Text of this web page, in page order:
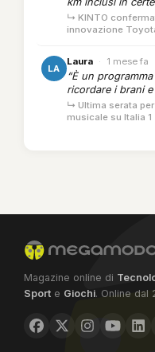
↳ KINTO
innovazione
LA
Laura · 1 mese fa
“È un
ricordare i brani
↳ Ultima serata
musicale su Italia 1
Magazine online di
Sport e Giochi. Online dal